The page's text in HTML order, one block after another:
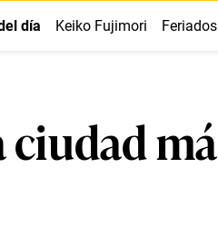
día Keiko Fujimori Feriados